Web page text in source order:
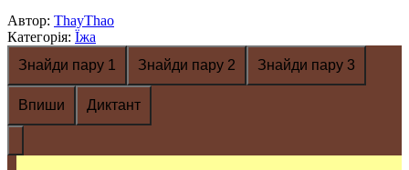
Автор: ThayThao
Категорія: Їжа
Знайди пару 1
Знайди пару 2 Знайди пару 3
Впиши Диктант